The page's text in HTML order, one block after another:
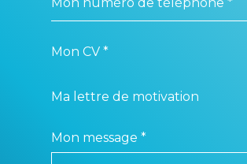
Mon CV *
Ma lettre de motivation
Mon message *